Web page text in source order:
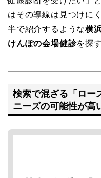
はその導線は見つけに
半で紹介するような横
けんぽの会場健診を探
検索で混ざる「ロー
ニーズの可能性が高